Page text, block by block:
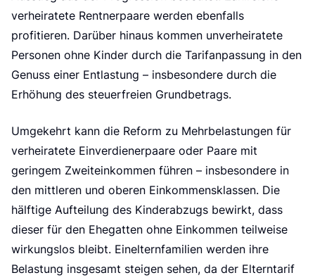
verheiratete Rentnerpaare werden ebenfalls
profitieren. Darüber hinaus kommen unverheiratete
Personen ohne Kinder durch die Tarifanpassung in den
Genuss einer Entlastung – insbesondere durch die
Erhöhung des steuerfreien Grundbetrags.
Umgekehrt kann die Reform zu Mehrbelastungen für
verheiratete Einverdienerpaare oder Paare mit
geringem Zweiteinkommen führen – insbesondere in
den mittleren und oberen Einkommensklassen. Die
hälftige Aufteilung des Kinderabzugs bewirkt, dass
dieser für den Ehegatten ohne Einkommen teilweise
wirkungslos bleibt. Einelternfamilien werden ihre
Belastung insgesamt steigen sehen, da der Elterntarif